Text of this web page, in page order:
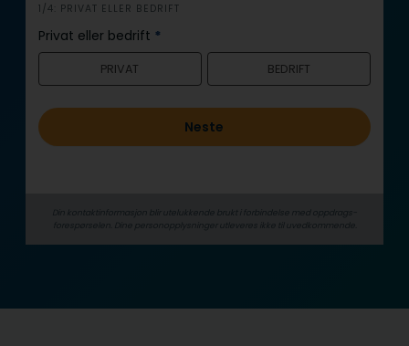
i
n
n
o
d
1/4: PRIVAT ELLER BEDRIFT
Privat eller bedrift *
PRIVAT BEDRIFT
Neste
Din kontaktinformasjon blir utelukkende brukt i forbindelse med oppdrags­
forespørselen. Dine person­­opplysninger utleveres ikke til uvedkommende.